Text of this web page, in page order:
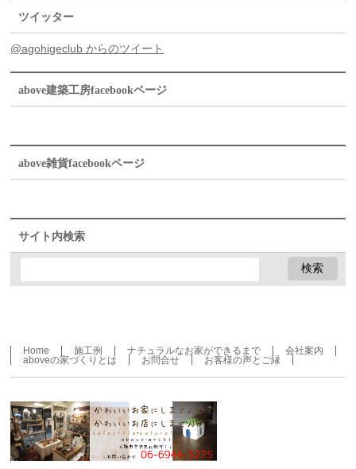
ツイッター
@agohigeclub からのツイート
above建築工房facebookページ
above雑貨facebookページ
サイト内検索
Home 施工例 ナチュラルなお家ができるまで
会社案内
aboveの家づくりとは
お問合せ お客様の声とご縁